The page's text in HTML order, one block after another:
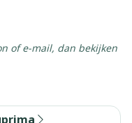
of e-mail, dan bekijken